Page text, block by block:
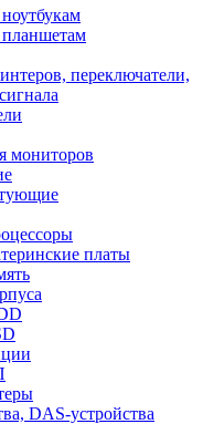
переключатели,
мониторов
платы
DAS-устройства